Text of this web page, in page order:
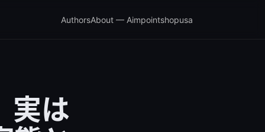
AuthorsAbout — Aimpointshopusa
実は